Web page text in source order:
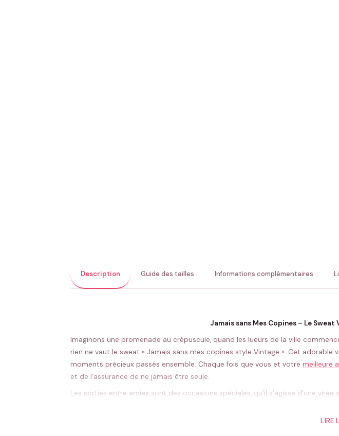
Description Guide des tailles Informations complémentaires
Jamais sans Mes Copines – Le
Imaginons une promenade au crépuscule, quand les lueurs de la ville
rien ne vaut le sweat « Jamais sans mes copines style Vintage ». Cet
moments précieux passés ensemble. Chaque fois que vous et votre meilleure
et de l’assurance de ne jamais être seule.
Les sorties entre amies sont des occasions spéciales, qu’il s’agisse d’une
pour ces occasions, facile à assortir tout en affirmant un lien unique qui vousLIRE